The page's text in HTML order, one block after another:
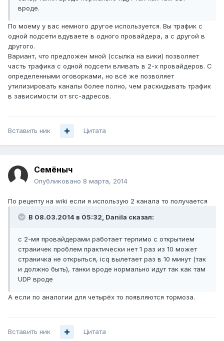
вроде.
По моему у вас немного другое используется. Вы трафик с
одной подсети вдуваете в одного провайдера, а с другой в
другого.
Вариант, что предложен мной (ссылка на вики) позволяет
часть трафика с одной подсети вливать в 2-х провайдеров. С
определенными оговорками, но всё же позволяет
утилизировать каналы более полно, чем раскидывать трафик
в зависимости от src-адресов.
Вставить ник Цитата
Семёныч
Опубликовано 8 марта, 2014
По рецепту на wiki если я использую 2 канала то получается
В 08.03.2014 в 05:32, Danila сказал:
с 2-мя провайдерами работает терпимо с открытием
страничек проблем практически нет 1 раз из 10 может
страничка не открыться, icq вылетает раз в 10 минут (так
и должно быть), танки вроде нормально идут так как там
UDP вроде
А если по аналогии для четырёх то появляются тормоза.
Вставить ник Цитата